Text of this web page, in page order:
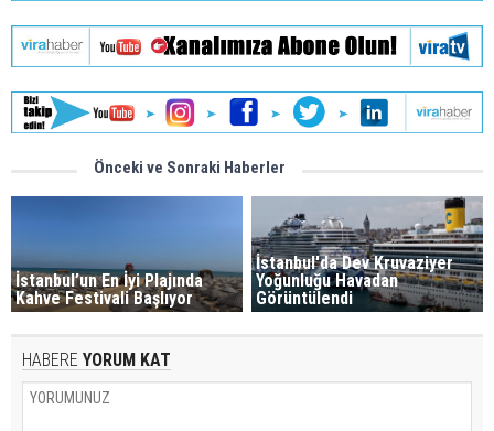
Önceki ve Sonraki Haberler
İstanbul’un En İyi Plajında
Kahve Festivali Başlıyor
İstanbul'da Dev Kruvaziyer
Yoğunluğu Havadan
Görüntülendi
HABERE YORUM KAT